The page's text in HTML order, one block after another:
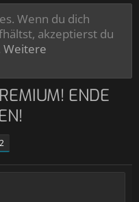
Wenn du dich
akzeptierst du
Weitere
ENDE
2